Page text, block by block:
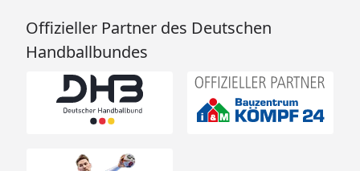
Offizieller Partner des Deutschen
Handballbundes